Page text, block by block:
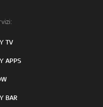
TV
APPS
BAR